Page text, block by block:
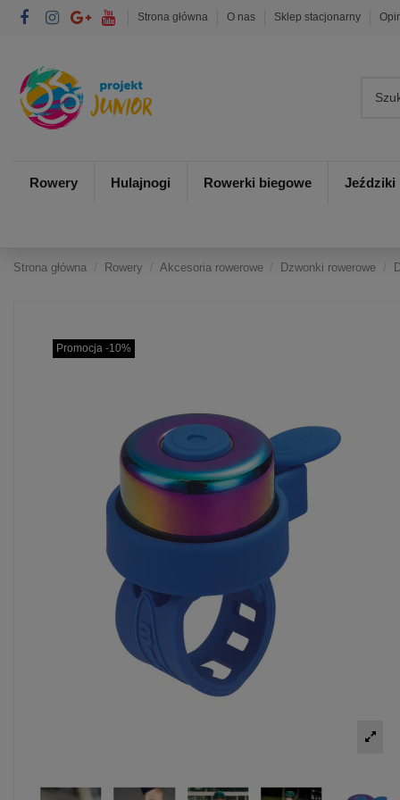
Strona główna O nas Sklep stacjonarny
Rowery Hulajnogi Rowerki biegowe Jeździki
Strona główna Rowery Akcesoria rowerowe Dzwonki rowerowe
Promocja -10%